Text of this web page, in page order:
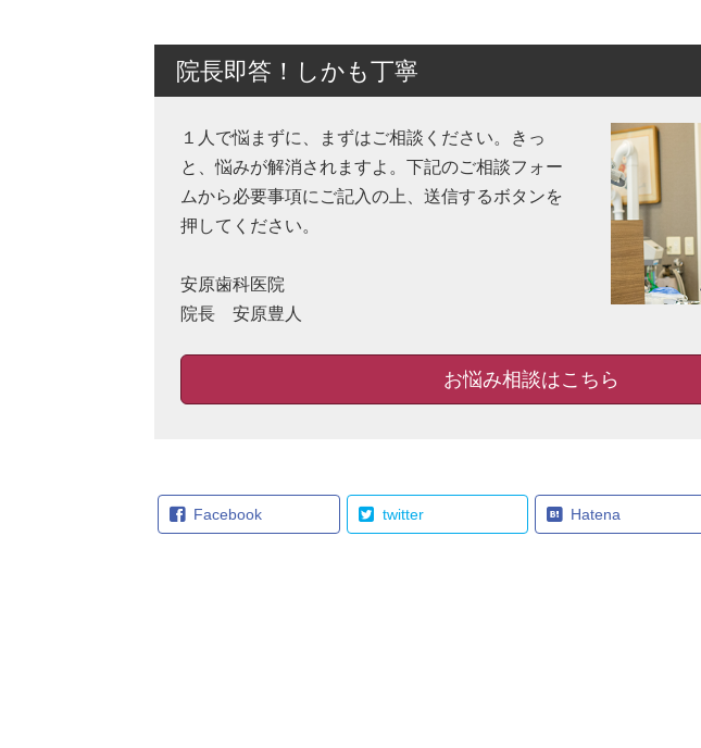
院長即答！しかも丁寧
１人で悩まずに、まずはご相談ください。きっ
と、悩みが解消されますよ。下記のご相談フォー
ムから必要事項にご記入の上、送信するボタンを
押してください。
安原歯科医院
院長 安原豊人
お悩み相談はこちら
Facebook twitter Hatena